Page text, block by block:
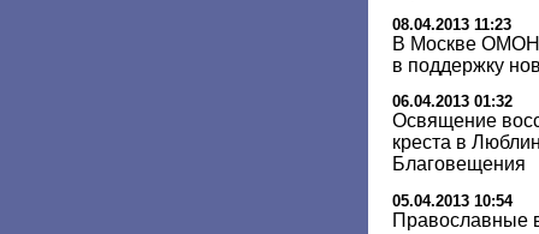
08.04.2013 11:23
В Москве ОМОН
в поддержку
06.04.2013 01:32
Освящение
креста в
Благовещения
05.04.2013 10:54
Православные